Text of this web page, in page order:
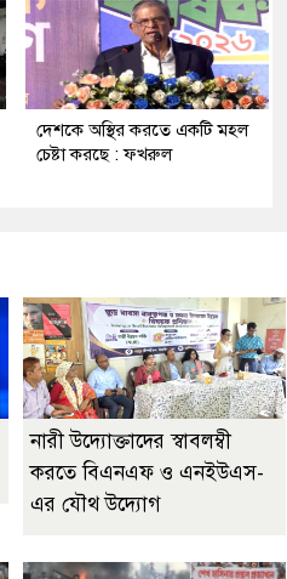
দেশকে অস্থির করতে একটি মহল
চেষ্টা করছে : ফখরুল
নারী উদ্যোক্তাদের স্বাবলম্বী
করতে বিএনএফ ও এনইউএস-
এর যৌথ উদ্যোগ